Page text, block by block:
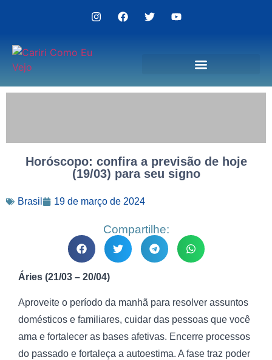
Horóscopo: confira a previsão de hoje
(19/03) para seu signo
Brasil 19 de março de 2024
Compartilhe:
Áries (21/03 – 20/04)
Aproveite o período da manhã para resolver assuntos
domésticos e familiares, cuidar das pessoas que você
ama e fortalecer as bases afetivas. Encerre processos
do passado e fortaleça a autoestima. A fase traz poder